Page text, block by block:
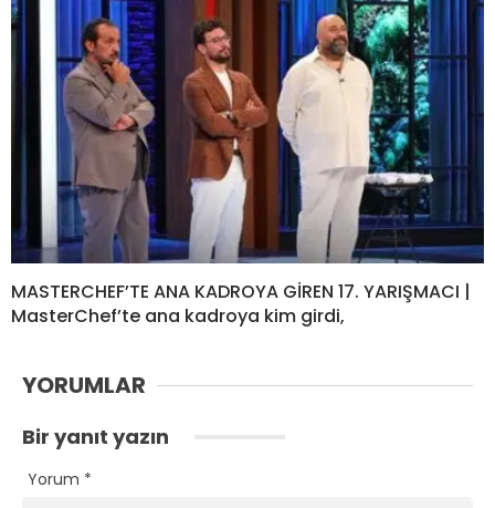
MASTERCHEF’TE ANA KADROYA GİREN 17. YARIŞMACI |
MasterChef’te ana kadroya kim girdi,
YORUMLAR
Bir yanıt yazın
Yorum *